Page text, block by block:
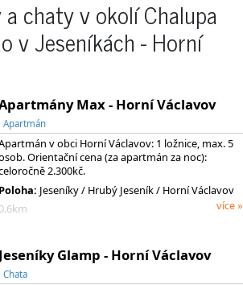
chaty v okolí Chalupa
v Jeseníkách - Horní
Max - Horní Václavov
Apartmán
v obci Horní Václavov: 1 ložnice, max. 5
Orientační cena (za apartmán za noc):
2.300kč.
Poloha: Jeseníky/ Hrubý Jeseník/ Horní Václavov
0.6km
více »
Jeseníky Glamp - Horní Václavov
Chata